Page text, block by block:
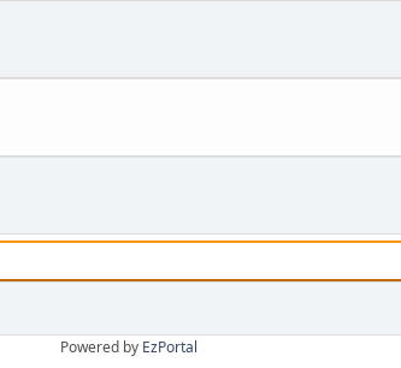
Powered by EzPortal